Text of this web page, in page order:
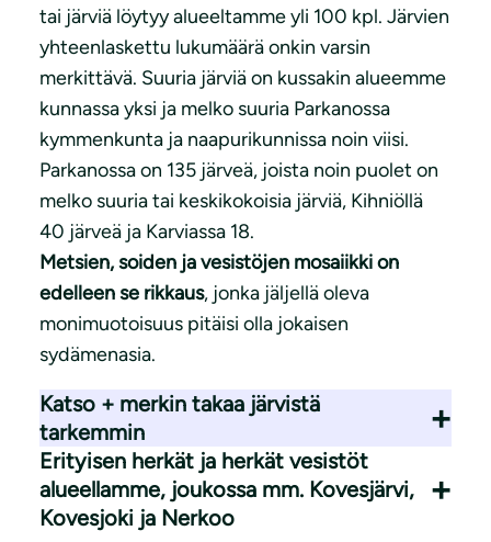
tai järviä löytyy alueeltamme yli 100 kpl. Järvien
yhteenlaskettu lukumäärä onkin varsin
merkittävä. Suuria järviä on kussakin alueemme
kunnassa yksi ja melko suuria Parkanossa
kymmenkunta ja naapurikunnissa noin viisi.
Parkanossa on 135 järveä, joista noin puolet on
melko suuria tai keskikokoisia järviä, Kihniöllä
40 järveä ja Karviassa 18.
Metsien, soiden ja vesistöjen mosaiikki on
edelleen se rikkaus, jonka jäljellä oleva
monimuotoisuus pitäisi olla jokaisen
sydämenasia.
Katso + merkin takaa järvistä
tarkemmin
Erityisen herkät ja herkät vesistöt
alueellamme, joukossa mm. Kovesjärvi,
Kovesjoki ja Nerkoo